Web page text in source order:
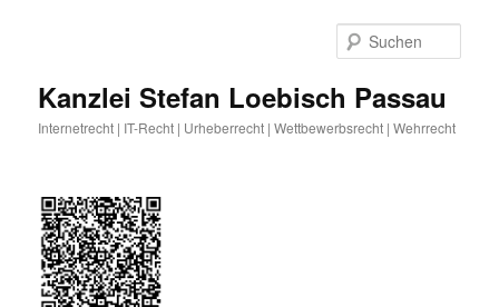
Kanzlei Stefan Loebisch Passau
Internetrecht | IT-Recht | Urheberrecht | Wettbewerbsrecht | Wehrrecht